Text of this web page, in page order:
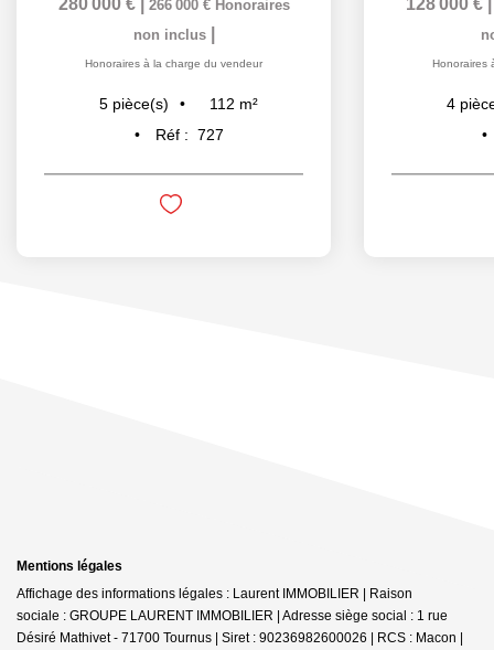
266 000 € Honoraires
non inclus
Honoraires à la charge du vendeur
5 pièce(s) 112 m²
Réf : 727
Honoraires
4
Mentions légales
Affichage des informations légales : Laurent IMMOBILIER | Raison
sociale : GROUPE LAURENT IMMOBILIER | Adresse siège social : 1 rue
Désiré Mathivet - 71700 Tournus | Siret : 90236982600026 | RCS : Macon |